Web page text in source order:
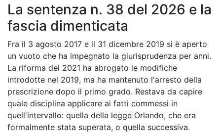
La sentenza n. 38 del 2026 e la
fascia dimenticata
Fra il 3 agosto 2017 e il 31 dicembre 2019 si è aperto
un vuoto che ha impegnato la giurisprudenza per anni.
La riforma del 2021 ha abrogato le modifiche
introdotte nel 2019, ma ha mantenuto l'arresto della
prescrizione dopo il primo grado. Restava da capire
quale disciplina applicare ai fatti commessi in
quell'intervallo: quella della legge Orlando, che era
formalmente stata superata, o quella successiva.